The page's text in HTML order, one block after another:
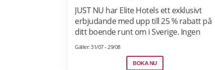
JUST NU har Elite Hotels ett exklusivt
erbjudande med upp till 25 % rabatt på
ditt boende runt om i Sverige. Ingen
förskottsbetalning krävs.
Avbokningsbart fram till kl. 14.00 på
ankomstdagen. Boka nu>>
Gäller: 31/07 - 29/08
BOKA NU